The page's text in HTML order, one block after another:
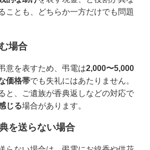
ことも、どちらか一方だけでも問題
場合
意を表すため、弔電は2,000〜5,000
価格帯でも失礼にはあたりません。
と、ご遺族が香典返しなどの対応で
じる場合があります。
を送らない場合